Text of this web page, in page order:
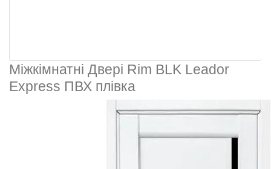
Міжкімнатні Двері Rim BLK Leador
Express ПВХ плівка